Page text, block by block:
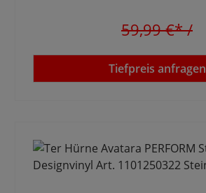
59,99 €*/
Tiefpreis anfragen